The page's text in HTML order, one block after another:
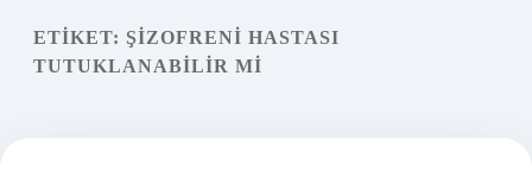
Yasal Uyarı
ETIKET: ŞIZOFRENI HASTASI
TUTUKLANABILIR MI